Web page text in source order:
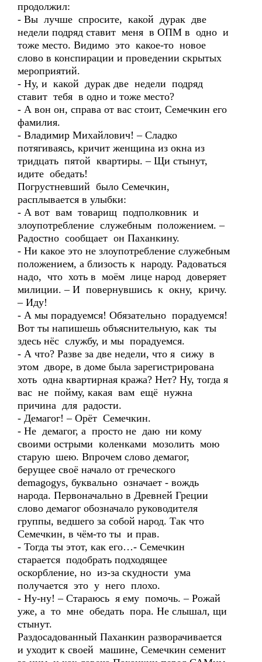
продолжил:
- Вы лучше спросите, какой дурак две
недели подряд ставит меня в ОПМ в одно и
тоже место. Видимо это какое-то новое
слово в конспирации и проведении скрытых
мероприятий.
- Ну, и какой дурак две недели подряд
ставит тебя в одно и тоже место?
- А вон он, справа от вас стоит, Семечкин его
фамилия.
- Владимир Михайлович! – Сладко
потягиваясь, кричит женщина из окна из
тридцать пятой квартиры. – Щи стынут,
идите обедать!
Погрустневший было Семечкин,
расплывается в улыбки:
- А вот вам товарищ подполковник и
злоупотребление служебным положением. –
Радостно сообщает он Паханкину.
- Ни какое это не злоупотребление служебным
положением, а близость к народу. Радоваться
надо, что хоть в моём лице народ доверяет
милиции. – И повернувшись к окну, кричу.
– Иду!
- А мы порадуемся! Обязательно порадуемся!
Вот ты напишешь объяснительную, как ты
здесь нёс службу, и мы порадуемся.
- А что? Разве за две недели, что я сижу в
этом дворе, в доме была зарегистрирована
хоть одна квартирная кража? Нет? Ну, тогда я
вас не пойму, какая вам ещё нужна
причина для радости.
- Демагог! – Орёт Семечкин.
- Не демагог, а просто не даю ни кому
своими острыми коленками мозолить мою
старую шею. Впрочем слово демагог,
берущее своё начало от греческого
dеmagogуs, буквально означает - вождь
народа. Первоначально в Древней Греции
слово демагог обозначало руководителя
группы, ведшего за собой народ. Так что
Семечкин, в чём-то ты и прав.
- Тогда ты этот, как его…- Семечкин
старается подобрать подходящее
оскорбление, но из-за скудности ума
получается это у него плохо.
- Ну-ну! – Стараюсь я ему помочь. – Рожай
уже, а то мне обедать пора. Не слышал, щи
стынут.
Раздосадованный Паханкин разворачивается
и уходит к своей машине, Семечкин семенит